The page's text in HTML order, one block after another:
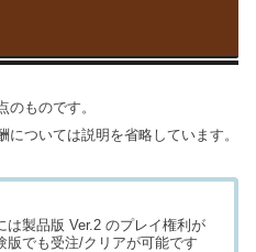
ものです。
ついては説明を省略しています。
は製品版 Ver.2 のプレイ権利が
版でも受注/クリアが可能です